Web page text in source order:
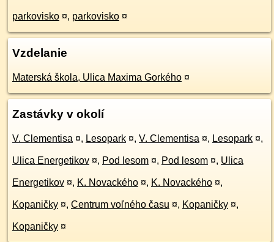
parkovisko ¤, parkovisko ¤
Vzdelanie
Materská škola, Ulica Maxima Gorkého ¤
Zastávky v okolí
V. Clementisa ¤, Lesopark ¤, V. Clementisa ¤, Lesopark ¤,
Ulica Energetikov ¤, Pod lesom ¤, Pod lesom ¤, Ulica
Energetikov ¤, K. Novackého ¤, K. Novackého ¤,
Kopaničky ¤, Centrum voľného času ¤, Kopaničky ¤,
Kopaničky ¤